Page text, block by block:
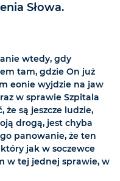
Słowa.
wtedy, gdy
tam, gdzie On już
eonie wyjdzie na jaw
w sprawie Szpitala
że są jeszcze ludzie,
drogą, jest chyba
panowanie, że ten
jak w soczewce
w tej jednej sprawie, w